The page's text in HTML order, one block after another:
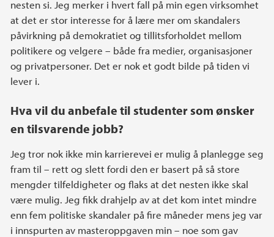
nesten si. Jeg merker i hvert fall på min egen virksomhet
at det er stor interesse for å lære mer om skandalers
påvirkning på demokratiet og tillitsforholdet mellom
politikere og velgere – både fra medier, organisasjoner
og privatpersoner. Det er nok et godt bilde på tiden vi
lever i.
Hva vil du anbefale til studenter som ønsker
en tilsvarende jobb?
Jeg tror nok ikke min karrierevei er mulig å planlegge seg
fram til – rett og slett fordi den er basert på så store
mengder tilfeldigheter og flaks at det nesten ikke skal
være mulig. Jeg fikk drahjelp av at det kom intet mindre
enn fem politiske skandaler på fire måneder mens jeg var
i innspurten av masteroppgaven min – noe som gav